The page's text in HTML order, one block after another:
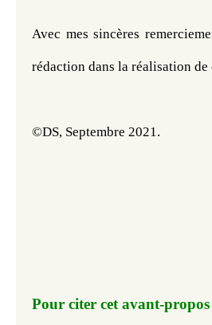
Avec mes sincères
rédaction dans la réalisation
©DS, Septembre 2021.
Pour citer cet avant-propos